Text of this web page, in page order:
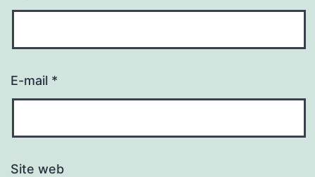
E-mail *
Site web